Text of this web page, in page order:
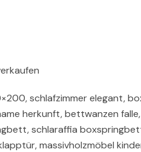
schlafzimmer elegant,
herkunft, bettwanzen
schlaraffia
massivholzmöbel